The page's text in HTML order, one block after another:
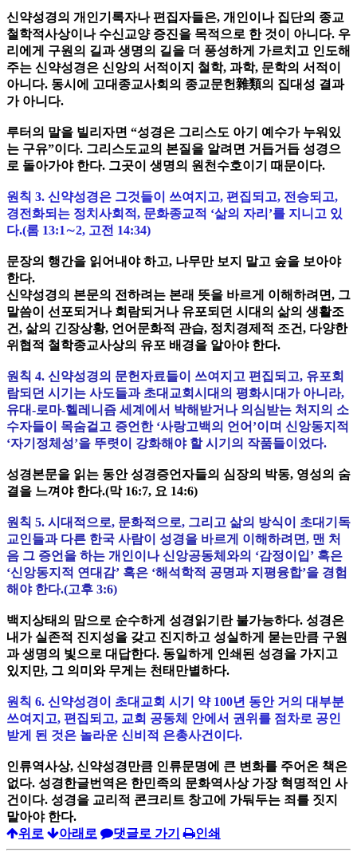
신약성경의 개인기록자나 편집자들은, 개인이나 집단의 종교
철학적사상이나 수신교양 증진을 목적으로 한 것이 아니다. 우
리에게 구원의 길과 생명의 길을 더 풍성하게 가르치고 인도해
주는 신약성경은 신앙의 서적이지 철학, 과학, 문학의 서적이
아니다. 동시에 고대종교사회의 종교문헌雜類의 집대성 결과
가 아니다.
루터의 말을 빌리자면 “성경은 그리스도 아기 예수가 누워있
는 구유”이다. 그리스도교의 본질을 알려면 거듭거듭 성경으
로 돌아가야 한다. 그곳이 생명의 원천수호이기 때문이다.
원칙 3. 신약성경은 그것들이 쓰여지고, 편집되고, 전승되고,
경전화되는 정치사회적, 문화종교적 ‘삶의 자리’를 지니고 있
다.(롬 13:1∼2, 고전 14:34)
문장의 행간을 읽어내야 하고, 나무만 보지 말고 숲을 보아야
한다.
신약성경의 본문의 전하려는 본래 뜻을 바르게 이해하려면, 그
말씀이 선포되거나 회람되거나 유포되던 시대의 삶의 생활조
건, 삶의 긴장상황, 언어문화적 관습, 정치경제적 조건, 다양한
위협적 철학종교사상의 유포 배경을 알아야 한다.
원칙 4. 신약성경의 문헌자료들이 쓰여지고 편집되고, 유포회
람되던 시기는 사도들과 초대교회시대의 평화시대가 아니라,
유대-로마-헬레니즘 세계에서 박해받거나 의심받는 처지의 소
수자들이 목숨걸고 증언한 ‘사랑고백의 언어’이며 신앙동지적
‘자기정체성’을 뚜렷이 강화해야 할 시기의 작품들이었다.
성경본문을 읽는 동안 성경증언자들의 심장의 박동, 영성의 숨
결을 느껴야 한다.(막 16:7, 요 14:6)
원칙 5. 시대적으로, 문화적으로, 그리고 삶의 방식이 초대기독
교인들과 다른 한국 사람이 성경을 바르게 이해하려면, 맨 처
음 그 증언을 하는 개인이나 신앙공동체와의 ‘감정이입’ 혹은
‘신앙동지적 연대감’ 혹은 ‘해석학적 공명과 지평융합’을 경험
해야 한다.(고후 3:6)
백지상태의 맘으로 순수하게 성경읽기란 불가능하다. 성경은
내가 실존적 진지성을 갖고 진지하고 성실하게 묻는만큼 구원
과 생명의 빛으로 대답한다. 동일하게 인쇄된 성경을 가지고
있지만, 그 의미와 무게는 천태만별하다.
원칙 6. 신약성경이 초대교회 시기 약 100년 동안 거의 대부분
쓰여지고, 편집되고, 교회 공동체 안에서 권위를 점차로 공인
받게 된 것은 놀라운 신비적 은총사건이다.
인류역사상, 신약성경만큼 인류문명에 큰 변화를 주어온 책은
없다. 성경한글번역은 한민족의 문화역사상 가장 혁명적인 사
건이다. 성경을 교리적 콘크리트 창고에 가둬두는 죄를 짓지
말아야 한다.
위로
아래로 댓글로 가기 인쇄